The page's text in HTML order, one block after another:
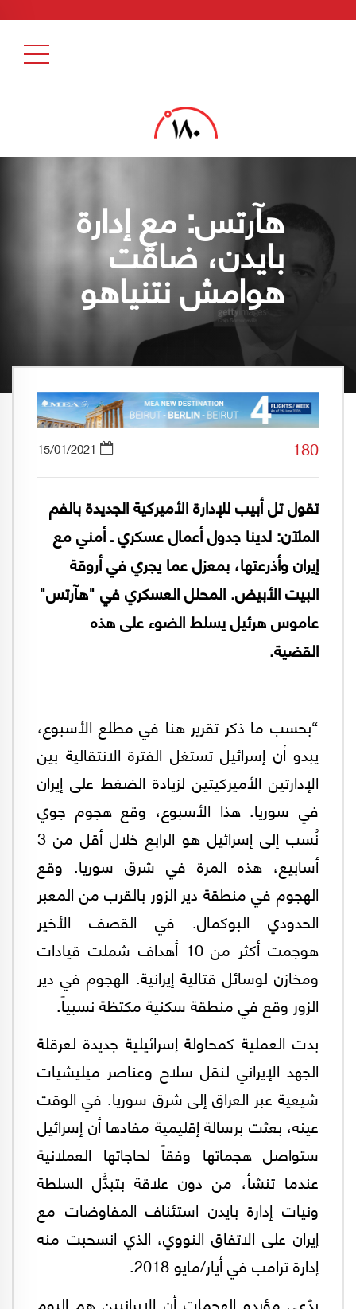
هآرتس: مع إدارة
بايدن، ضاقت
هوامش نتنياهو
180
15/01/2021
تقول تل أبيب للإدارة الأميركية الجديدة بالفم
الملآن: لدينا جدول أعمال عسكري ـ أمني مع
إيران وأذرعتها، بمعزل عما يجري في أروقة
البيت الأبيض. المحلل العسكري في "هآرتس"
عاموس هرئيل يسلط الضوء على هذه
القضية.
“بحسب ما ذكر تقرير هنا في مطلع الأسبوع،
يبدو أن إسرائيل تستغل الفترة الانتقالية بين
الإدارتين الأميركيتين لزيادة الضغط على إيران
في سوريا. هذا الأسبوع، وقع هجوم جوي
نُسب إلى إسرائيل هو الرابع خلال أقل من 3
أسابيع، هذه المرة في شرق سوريا. وقع
الهجوم في منطقة دير الزور بالقرب من المعبر
الحدودي البوكمال. في القصف الأخير
هوجمت أكثر من 10 أهداف شملت قيادات
ومخازن لوسائل قتالية إيرانية. الهجوم في دير
الزور وقع في منطقة سكنية مكتظة نسبياً.
بدت العملية كمحاولة إسرائيلية جديدة لعرقلة
الجهد الإيراني لنقل سلاح وعناصر ميليشيات
شيعية عبر العراق إلى شرق سوريا. في الوقت
عينه، بعثت برسالة إقليمية مفادها أن إسرائيل
ستواصل هجماتها وفقاً لحاجاتها العملانية
عندما تنشأ، من دون علاقة بتبدُّل السلطة
ونيات إدارة بايدن استئناف المفاوضات مع
إيران على الاتفاق النووي، الذي انسحبت منه
إدارة ترامب في أيار/مايو 2018.
يدّعي مؤيدو الهجمات أن الإيرانيين هم اليوم